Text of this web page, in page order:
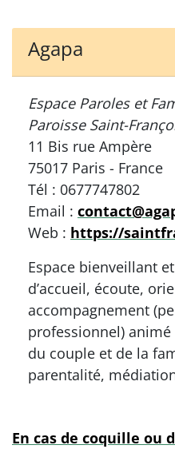
Agapa
Espace Paroles et
Paroisse Saint-
11 Bis rue Ampère
75017 Paris - France
Tél : 0677747802
Email :
Web : https://
Espace bienveillant
d’accueil, écoute,
accompagnement
professionnel)
du couple et de la
parentalité,
En cas de coquille ou